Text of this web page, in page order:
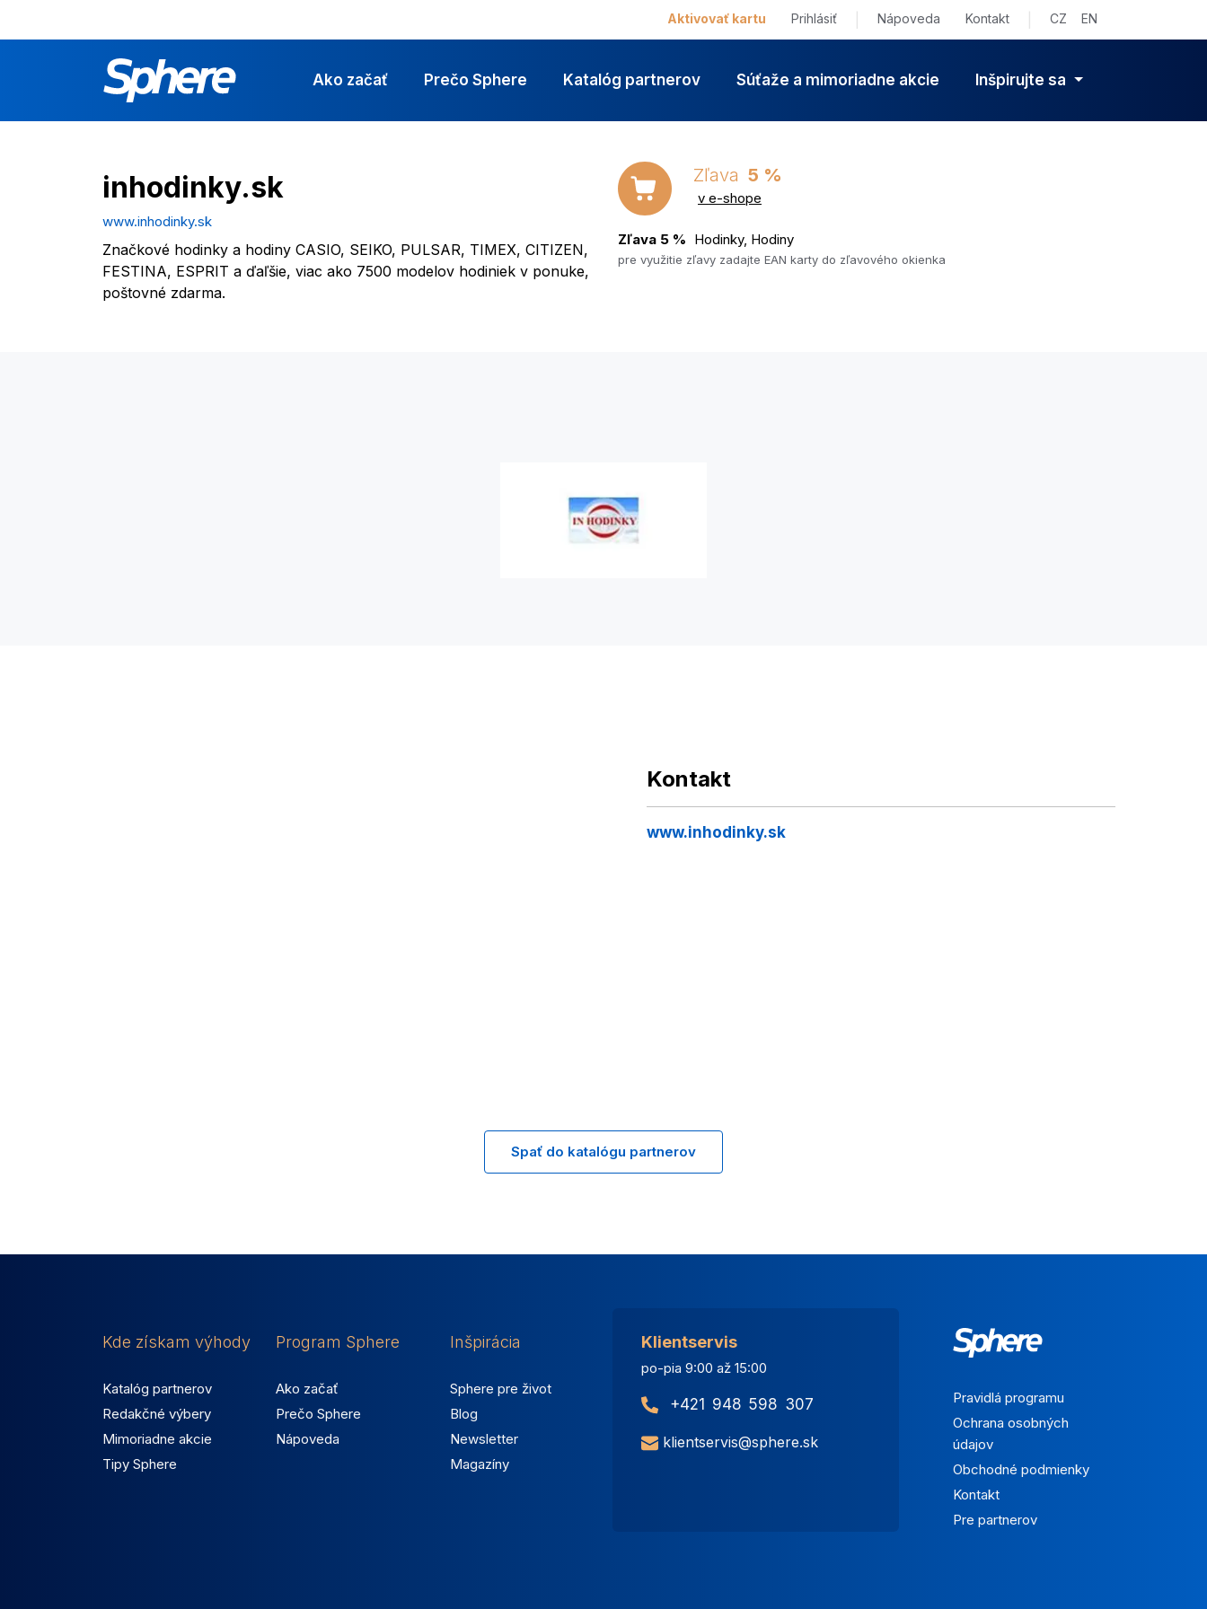
Aktivovať kartu Prihlásiť Nápoveda Kontakt CZ EN
Ako začať Prečo Sphere Katalóg partnerov Súťaže a mimoriadne akcie Inšpirujte sa
inhodinky.sk
www.inhodinky.sk
Značkové hodinky a hodiny CASIO, SEIKO, PULSAR, TIMEX, CITIZEN,
FESTINA, ESPRIT a ďaľšie, viac ako 7500 modelov hodiniek v ponuke,
poštovné zdarma.
Zľava 5 %
v e-shope
Zľava 5 % Hodinky, Hodiny
pre využitie zľavy zadajte EAN karty do zľavového okienka
Kontakt
www.inhodinky.sk
Spať do katalógu partnerov
Kde získam výhody
Katalóg partnerov
Redakčné výbery
Mimoriadne akcie
Tipy Sphere
Program Sphere
Ako začať
Prečo Sphere
Nápoveda
Inšpirácia
Sphere pre život
Blog
Newsletter
Magazíny
Klientservis
po-pia 9:00 až 15:00
+421 948 598 307
klientservis@sphere.sk
Pravidlá programu
Ochrana osobných
údajov
Obchodné podmienky
Kontakt
Pre partnerov